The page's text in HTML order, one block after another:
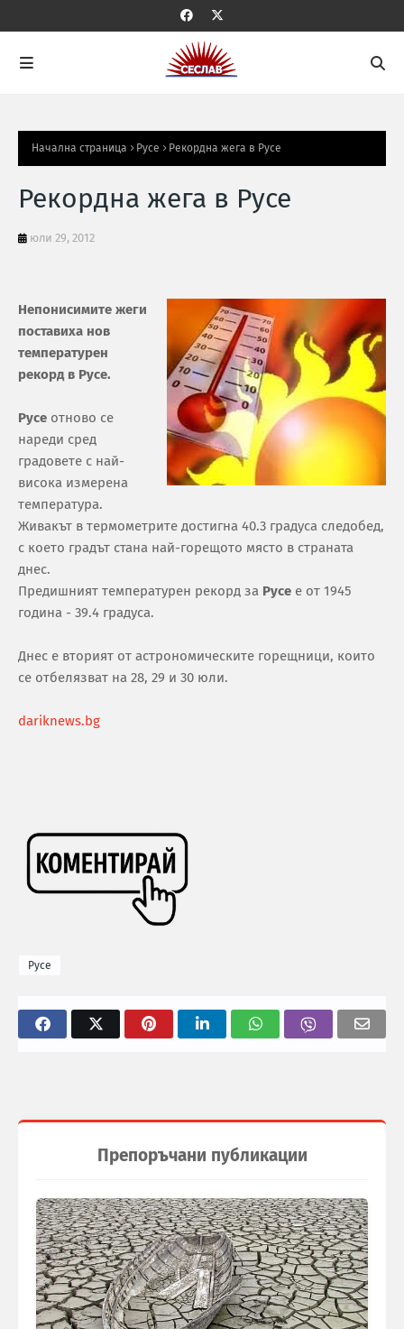
Начална страница Русе Рекордна жега в Русе
Рекордна жега в Русе
юли 29, 2012
Непонисимите жеги
поставиха нов
температурен
рекорд в Русе.
Русе отново се
нареди сред
градовете с най-
висока измерена
температура.
Живакът в термометрите достигна 40.3 градуса следобед,
с което градът стана най-горещото място в страната
днес.
Предишният температурен рекорд за Русе е от 1945
година - 39.4 градуса.
Днес е вторият от астрономическите горещници, които
се отбелязват на 28, 29 и 30 юли.
dariknews.bg
Русе
Препоръчани публикации